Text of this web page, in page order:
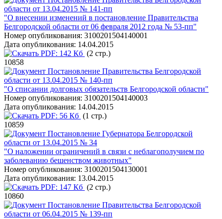
области от 13.04.2015 № 141-пп
"О внесении изменений в постановление Правительства
Белгородской области от 06 февраля 2012 года № 53-пп"
Номер опубликования: 3100201504140001
Дата опубликования: 14.04.2015
PDF: 142 Кб (2 стр.)
10858
Постановление Правительства Белгородской
области от 13.04.2015 № 140-пп
"О списании долговых обязательств Белгородской области"
Номер опубликования: 3100201504140003
Дата опубликования: 14.04.2015
PDF: 56 Кб (1 стр.)
10859
Постановление Губернатора Белгородской
области от 13.04.2015 № 34
"О наложении ограничений в связи с неблагополучием по
заболеванию бешенством животных"
Номер опубликования: 3100201504130001
Дата опубликования: 13.04.2015
PDF: 147 Кб (2 стр.)
10860
Постановление Правительства Белгородской
области от 06.04.2015 № 139-пп